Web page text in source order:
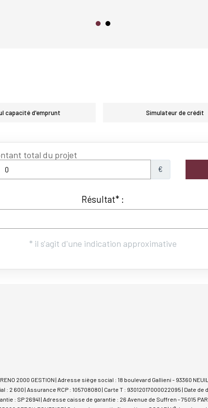
capacité d'emprunt Simulateur de crédit
2000 GESTION | Adresse siège social : 18 boulevard Gallieni - 93360
2 600 | Assurance RCP : 105708080 | Carte T : 93012017000022095 | Date
: SP 26941 | Adresse caisse de garantie : 26 Avenue de Suffren - 75015